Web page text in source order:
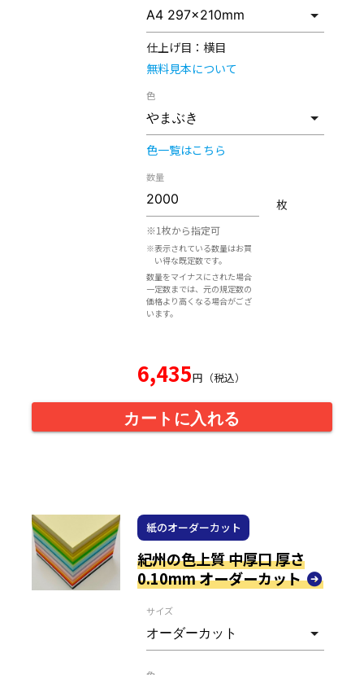
仕上げ目： 横目
無料見本について
色
色一覧はこちら
数量
※1枚から指定可
※表示されている数量はお買
い得な既定数です。
数量をマイナスにされた場合
一定数までは、元の規定数の
価格より高くなる場合がござ
います。
枚
6,435円（税込）
カートに入れる
紙のオーダーカット
紀州の色上質 中厚口 厚さ
0.10mm オーダーカット
サイズ